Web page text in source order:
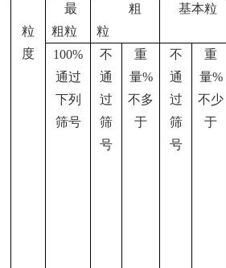
粒
度
最
粗粒
粗
粒
基本粒
100%
通过
下列
筛号
不
通
过
筛
号
重
量%
不多
于
不
通
过
筛
号
重
量%
不少
于